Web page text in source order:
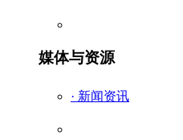
媒体与资源
· 新闻资讯